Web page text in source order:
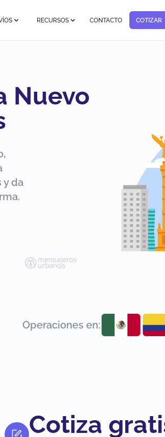
RECURSOS CONTACTO COTIZAR
Nuevo
y da
Operaciones en:
Cotiza